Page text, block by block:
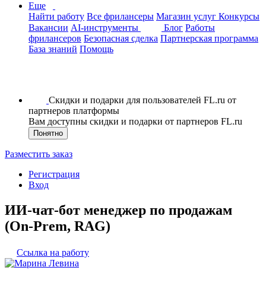
Еще
Найти работу Все фрилансеры Магазин услуг Конкурсы
Вакансии AI-инструменты Блог Работы
фрилансеров Безопасная сделка Партнерская программа
База знаний Помощь
Скидки и подарки для пользователей FL.ru от
партнеров платформы
Вам доступны скидки и подарки от партнеров FL.ru
Понятно
Разместить заказ
Регистрация
Вход
ИИ-чат-бот менеджер по продажам
(On-Prem, RAG)
Ссылка на работу